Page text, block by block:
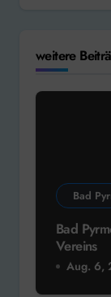
weitere
Bad
Bad
Vereins
Aug. 6,